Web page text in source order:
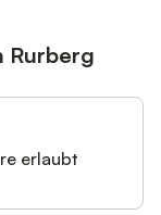
Rurberg
erlaubt